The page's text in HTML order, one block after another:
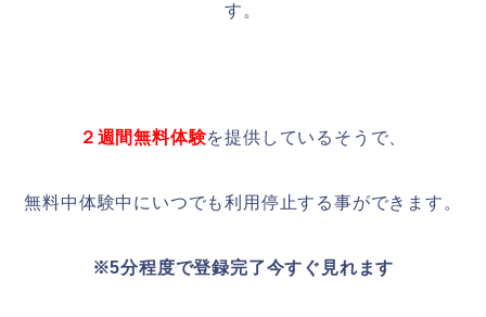
す。
２週間無料体験を提供しているそうで、
無料中体験中にいつでも利用停止する事ができます。
※5分程度で登録完了今すぐ見れます